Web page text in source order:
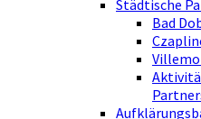
Städtische
Bad